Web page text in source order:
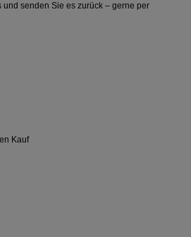
senden Sie es zurück – gerne per
Kauf